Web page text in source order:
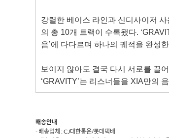
강렬한 베이스 라인과 신디사이저 사
의 총 10개 트랙이 수록됐다. ‘
음’에 다다르며 하나의 궤적을 완성
보이지 않아도 결국 다시 서로를 끌
‘GRAVITY’는 리스너들을 XIA만의
배송안내
- 배송업체 : CJ대한통운/롯데택배